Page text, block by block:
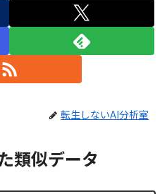
転生しないAI分析室
類似データ